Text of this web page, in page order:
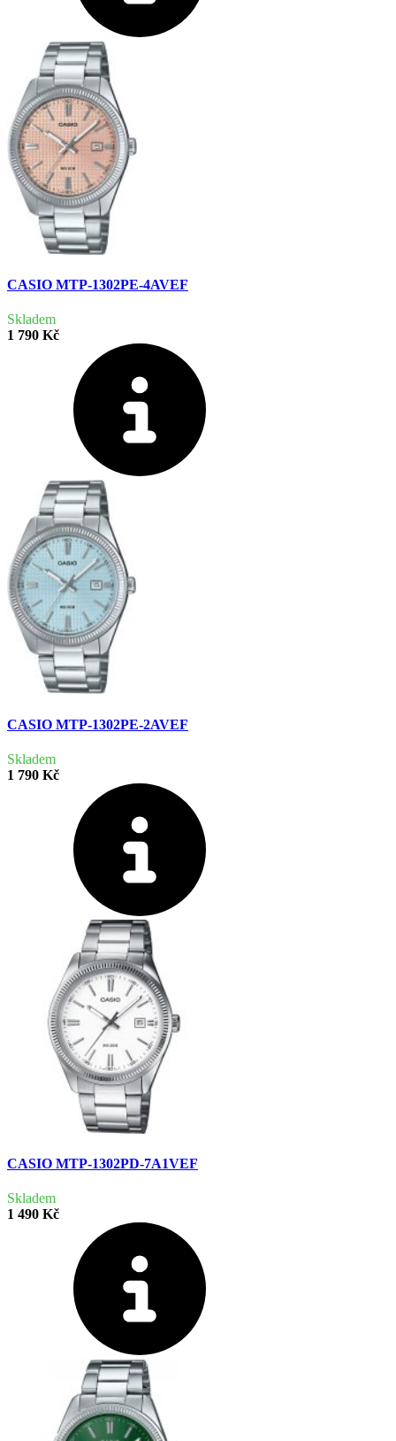
CASIO MTP-1302PE-4AVEF
Skladem
1 790 Kč
CASIO MTP-1302PE-2AVEF
Skladem
1 790 Kč
CASIO MTP-1302PD-7A1VEF
Skladem
1 490 Kč